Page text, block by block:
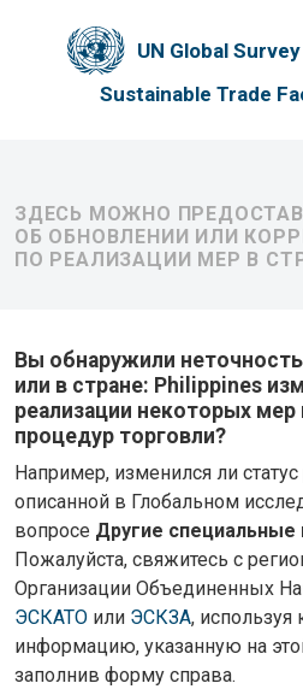
UN Global
Sustainable Trade
ЗДЕСЬ МОЖНО
ОБ ОБНОВЛЕНИИ ИЛИ
ПО РЕАЛИЗАЦИИ МЕР В
Вы обнаружили
или в стране: Philippines
реализации некоторых
процедур торговли?
Например, изменился ли
описанной в Глобальном
вопросе Другие
Пожалуйста, свяжитесь с
Организации Объединенных
ЭСКАТО или ЭСКЗА, используя
информацию, указанную на
заполнив форму справа.